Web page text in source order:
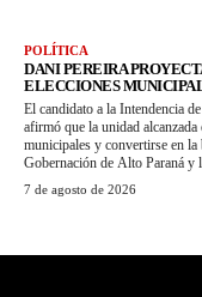
POLÍTICA
DANI PEREIRA
ELECCIONES
El candidato a la Intendencia
afirmó que la unidad
municipales y convertirse en
Gobernación de Alto Paraná y
7 de agosto de 2026